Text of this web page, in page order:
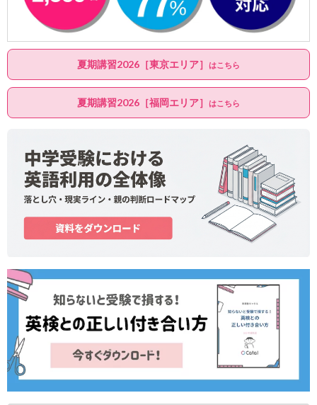
夏期講習2026［東京エリア］ はこちら
夏期講習2026［福岡エリア］ はこちら